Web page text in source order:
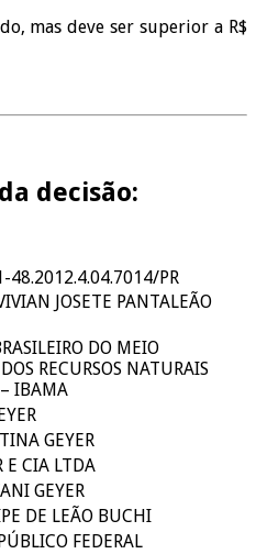
mas deve ser superior a R$
decisão:
48.2012.4.04.7014/PR
JOSETE PANTALEÃO
DO MEIO
RECURSOS NATURAIS
– IBAMA
GEYER
E CIA LTDA
GEYER
DE LEÃO BUCHI
FEDERAL